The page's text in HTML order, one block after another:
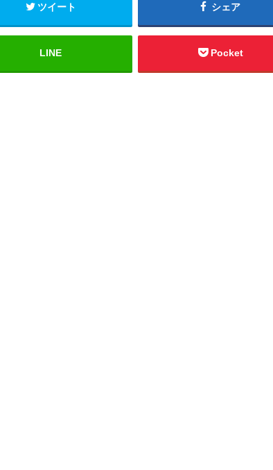
ツイート シェア
LINE Pocket